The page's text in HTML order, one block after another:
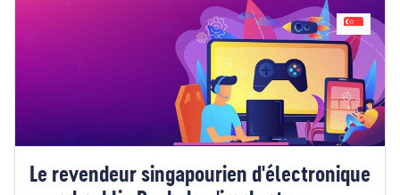
Le revendeur singapourien d'électronique